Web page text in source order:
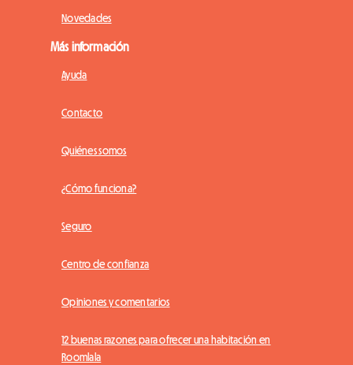
Novedades
Más información
Ayuda
Contacto
Quiénes somos
¿Cómo funciona?
Seguro
Centro de confianza
Opiniones y comentarios
12 buenas razones para ofrecer una habitación en
Roomlala